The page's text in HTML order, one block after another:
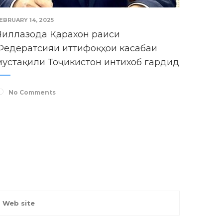
14, 2025
Қарахон раиси
иттифоқҳои касабаи
Тоҷикистон интихоб гардид
No Comments